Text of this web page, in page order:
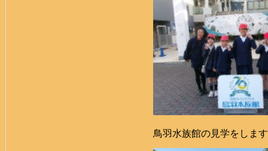
鳥羽水族館の見学をします